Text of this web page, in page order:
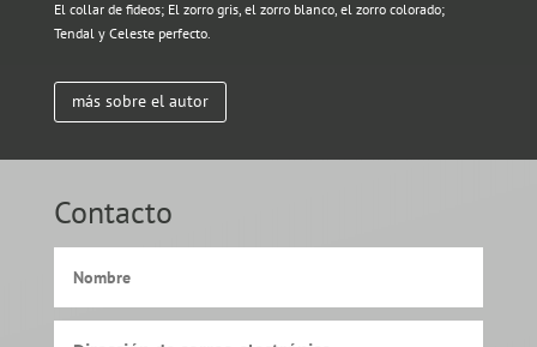
El collar de fideos; El zorro gris, el zorro blanco, el zorro colorado;
Tendal y Celeste perfecto.
más sobre el autor
Contacto